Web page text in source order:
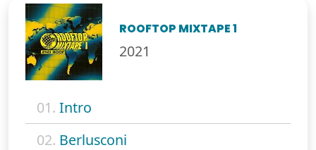
ROOFTOP MIXTAPE 1
2021
01. Intro
02. Berlusconi